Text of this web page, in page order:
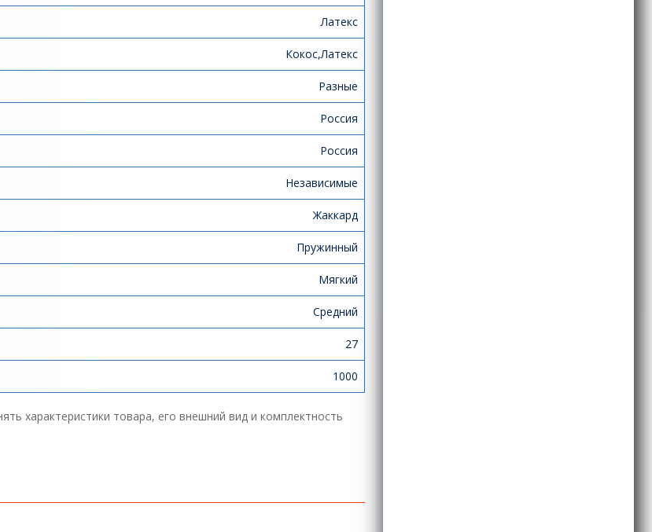
Латекс
Кокос,Латекс
Разные
Россия
Россия
Независимые
Жаккард
Пружинный
Мягкий
Средний
27
1000
характеристики товара, его внешний вид и комплектность